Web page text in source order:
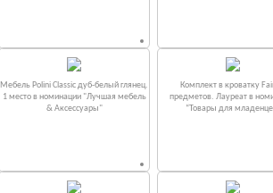
Мебель Polini Classic дуб-белый глянец.
1 место в номинации "Лучшая мебель
& Аксессуары"
Комплект в кроватку
предметов. Лауреат в
“Товары для